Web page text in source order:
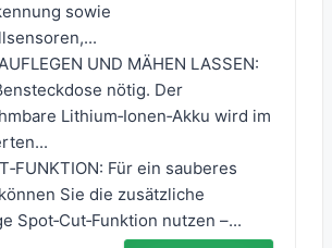
sowie
UND MÄHEN LASSEN:
nötig. Der
Lithium‑Ionen‑Akku wird im
Für ein sauberes
Sie die zusätzliche
Spot‑Cut‑Funktion nutzen –...